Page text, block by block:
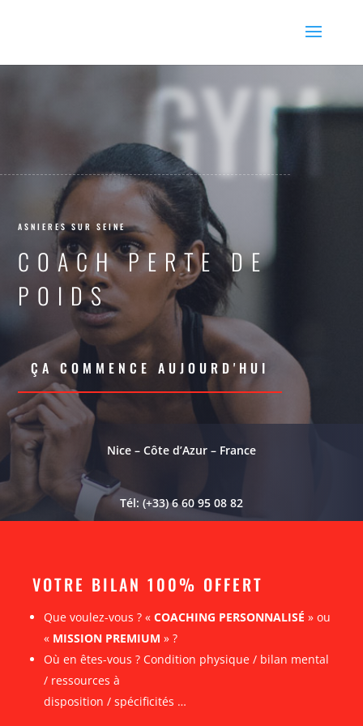
GYM
ASNIERES SUR SEINE
COACH PERTE DE
POIDS
ÇA COMMENCE AUJOURD'HUI
Nice – Côte d’Azur – France
Tél: (+33) 6 60 95 08 82
VOTRE BILAN 100% OFFERT
Que voulez-vous ? « COACHING PERSONNALISÉ » ou
« MISSION PREMIUM » ?
Où en êtes-vous ? Condition physique / bilan mental
/ ressources à
disposition / spécificités …